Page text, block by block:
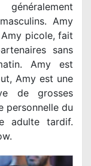
Amy
picole, fait
sans
Amy est
Amy est une
de grosses
personnelle du
adulte tardif.